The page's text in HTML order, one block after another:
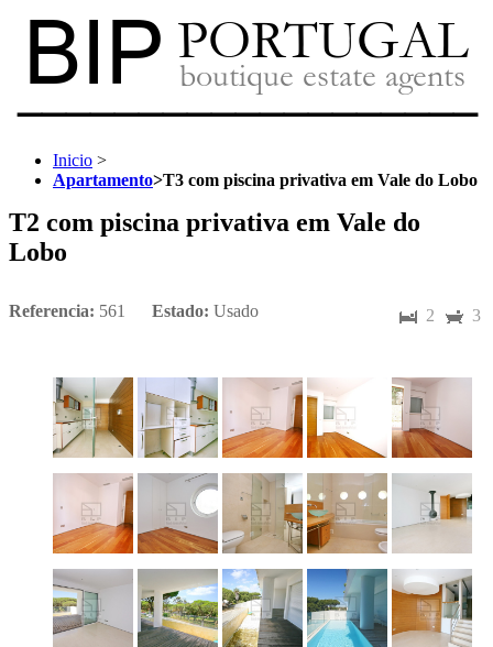
Inicio >
Apartamento>T3 com piscina privativa em Vale do Lobo
T2 com piscina privativa em Vale do
Lobo
Referencia: 561 Estado: Usado 2 3